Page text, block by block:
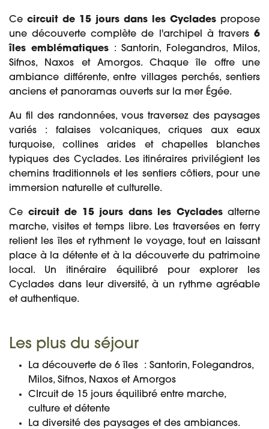
Ce circuit de 15 jours dans les Cyclades propose
une découverte complète de l'archipel à travers 6
îles emblématiques: Santorin, Folegandros, Milos,
Sifnos, Naxos et Amorgos. Chaque île offre une
ambiance différente, entre villages perchés, sentiers
anciens et panoramas ouverts sur la mer Égée.
Au fil des randonnées, vous traversez des paysages
variés : falaises volcaniques, criques aux eaux
turquoise, collines arides et chapelles blanches
typiques des Cyclades. Les itinéraires privilégient les
chemins traditionnels et les sentiers côtiers, pour une
immersion naturelle et culturelle.
Ce circuit de 15 jours dans les Cycladesalterne
marche, visites et temps libre. Les traversées en ferry
relient les îles et rythment le voyage, tout en laissant
place à la détente et à la découverte du patrimoine
local. Un itinéraire équilibré pour explorer les
Cyclades dans leur diversité, à un rythme agréable
et authentique.
Les plus du séjour
La découverte de 6 îles : Santorin, Folegandros,
Milos, Sifnos, Naxos et Amorgos
CIrcuit de 15 jours équilibré entre marche,
culture et détente
La diversité des paysages et des ambiances.